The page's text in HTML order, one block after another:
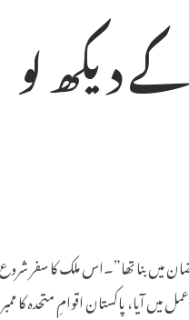
دیکھ لو
آیا، پاکستان اقوامِ متحدہ